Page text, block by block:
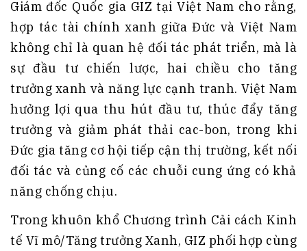
Giám đốc Quốc gia GIZ tại Việt Nam cho rằng,
hợp tác tài chính xanh giữa Đức và Việt Nam
không chỉ là quan hệ đối tác phát triển, mà là
sự đầu tư chiến lược, hai chiều cho tăng
trưởng xanh và năng lực cạnh tranh. Việt Nam
hưởng lợi qua thu hút đầu tư, thúc đẩy tăng
trưởng và giảm phát thải cac-bon, trong khi
Đức gia tăng cơ hội tiếp cận thị trường, kết nối
đối tác và củng cố các chuỗi cung ứng có khả
năng chống chịu.
Trong khuôn khổ Chương trình Cải cách Kinh
tế Vĩ mô/Tăng trưởng Xanh, GIZ phối hợp cùng